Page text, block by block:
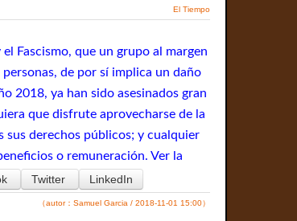
El Tiempo
Fascismo, que un grupo al margen
de por sí implica un daño
2018, ya han sido asesinados gran
que disfrute aprovecharse de la
derechos públicos; y cualquier
o remuneración. Ver la
Twitter LinkedIn
（autor：Samuel Garcia / 2018-11-01 15:00）